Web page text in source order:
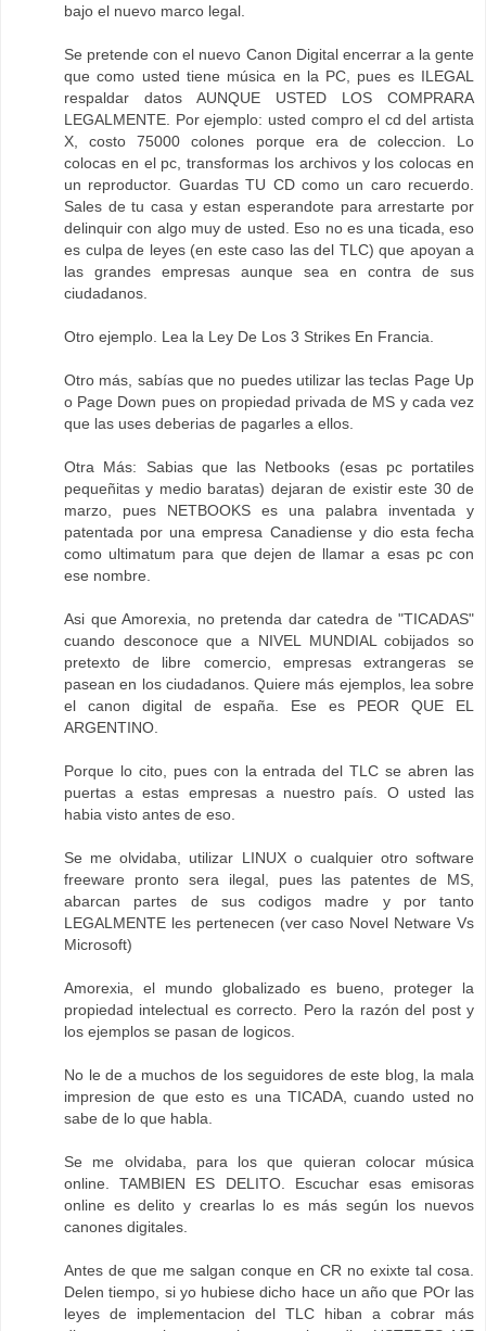
bajo el nuevo marco legal.
Se pretende con el nuevo Canon Digital encerrar a la gente
que como usted tiene música en la PC, pues es ILEGAL
respaldar datos AUNQUE USTED LOS COMPRARA
LEGALMENTE. Por ejemplo: usted compro el cd del artista
X, costo 75000 colones porque era de coleccion. Lo
colocas en el pc, transformas los archivos y los colocas en
un reproductor. Guardas TU CD como un caro recuerdo.
Sales de tu casa y estan esperandote para arrestarte por
delinquir con algo muy de usted. Eso no es una ticada, eso
es culpa de leyes (en este caso las del TLC) que apoyan a
las grandes empresas aunque sea en contra de sus
ciudadanos.
Otro ejemplo. Lea la Ley De Los 3 Strikes En Francia.
Otro más, sabías que no puedes utilizar las teclas Page Up
o Page Down pues on propiedad privada de MS y cada vez
que las uses deberias de pagarles a ellos.
Otra Más: Sabias que las Netbooks (esas pc portatiles
pequeñitas y medio baratas) dejaran de existir este 30 de
marzo, pues NETBOOKS es una palabra inventada y
patentada por una empresa Canadiense y dio esta fecha
como ultimatum para que dejen de llamar a esas pc con
ese nombre.
Asi que Amorexia, no pretenda dar catedra de "TICADAS"
cuando desconoce que a NIVEL MUNDIAL cobijados so
pretexto de libre comercio, empresas extrangeras se
pasean en los ciudadanos. Quiere más ejemplos, lea sobre
el canon digital de españa. Ese es PEOR QUE EL
ARGENTINO.
Porque lo cito, pues con la entrada del TLC se abren las
puertas a estas empresas a nuestro país. O usted las
habia visto antes de eso.
Se me olvidaba, utilizar LINUX o cualquier otro software
freeware pronto sera ilegal, pues las patentes de MS,
abarcan partes de sus codigos madre y por tanto
LEGALMENTE les pertenecen (ver caso Novel Netware Vs
Microsoft)
Amorexia, el mundo globalizado es bueno, proteger la
propiedad intelectual es correcto. Pero la razón del post y
los ejemplos se pasan de logicos.
No le de a muchos de los seguidores de este blog, la mala
impresion de que esto es una TICADA, cuando usted no
sabe de lo que habla.
Se me olvidaba, para los que quieran colocar música
online. TAMBIEN ES DELITO. Escuchar esas emisoras
online es delito y crearlas lo es más según los nuevos
canones digitales.
Antes de que me salgan conque en CR no exixte tal cosa.
Delen tiempo, si yo hubiese dicho hace un año que POr las
leyes de implementacion del TLC hiban a cobrar más